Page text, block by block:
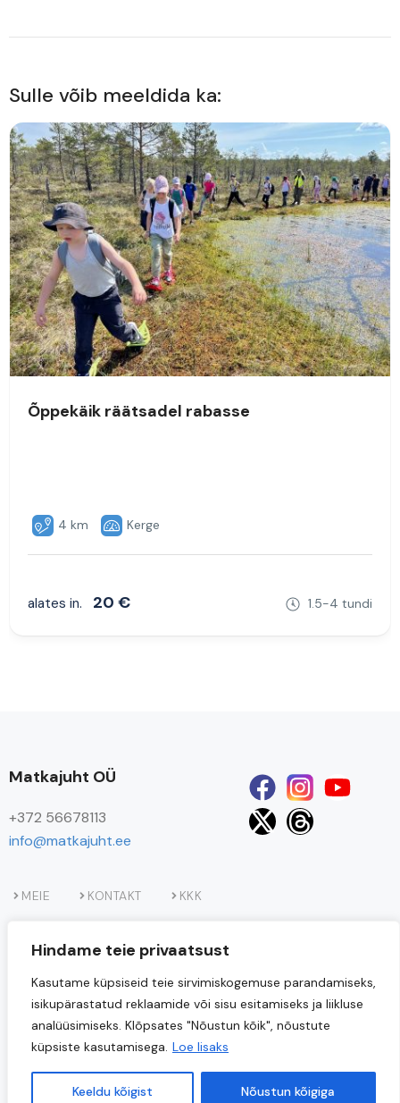
Hindame teie privaatsust
Kasutame küpsiseid teie sirvimiskogemuse parandamiseks,
isikupärastatud reklaamide või sisu esitamiseks ja liikluse
analüüsimiseks. Klõpsates "Nõustun kõik", nõustute
küpsiste kasutamisega. Loe lisaks
Keeldu kõigist Nõustun kõigiga
Sulle võib meeldida ka:
Kanuumatk – seikluslik õpiretk jõele
11 km Kerge
alates in. 15 € 2-2.5 tundi
Matkajuht OÜ
+372 56678113
info@matkajuht.ee
MEIE KONTAKT KKK
ja teenuste valiku laiendamine”
kaasrahastab Euroopa Liit.